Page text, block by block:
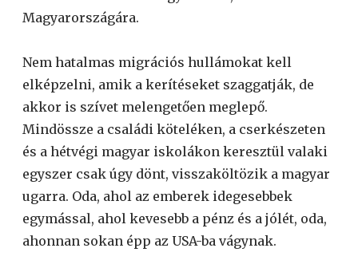
Magyarországára.
Nem hatalmas migrációs hullámokat kell
elképzelni, amik a kerítéseket szaggatják, de
akkor is szívet melengetően meglepő.
Mindössze a családi köteléken, a cserkészeten
és a hétvégi magyar iskolákon keresztül valaki
egyszer csak úgy dönt, visszaköltözik a magyar
ugarra. Oda, ahol az emberek idegesebbek
egymással, ahol kevesebb a pénz és a jólét, oda,
ahonnan sokan épp az USA-ba vágynak.